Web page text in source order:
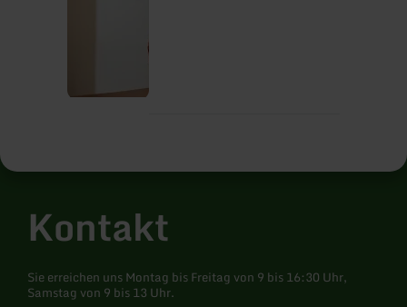
Kontakt
Sie erreichen uns Montag bis Freitag von 9 bis 16:30 Uhr,
Samstag von 9 bis 13 Uhr.